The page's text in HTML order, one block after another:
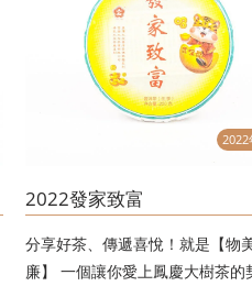
2022
2022發家致富
分享好茶、傳遞喜悅！就是【物
廉】 一個讓你愛上鳳慶大樹茶的